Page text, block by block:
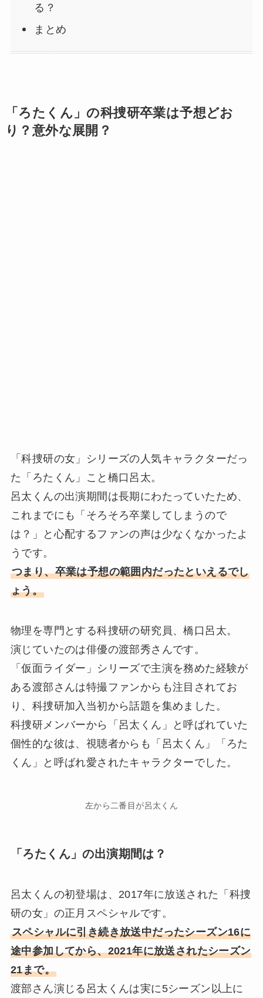
る？
まとめ
「ろたくん」の科捜研卒業は予想どお
り？意外な展開？
「科捜研の女」シリーズの人気キャラクターだっ
た「ろたくん」こと橋口呂太。
呂太くんの出演期間は長期にわたっていたため、
これまでにも「そろそろ卒業してしまうので
は？」と心配するファンの声は少なくなかったよ
うです。
つまり、卒業は予想の範囲内だったといえるでし
ょう。
物理を専門とする科捜研の研究員、橋口呂太。
演じていたのは俳優の渡部秀さんです。
「仮面ライダー」シリーズで主演を務めた経験が
ある渡部さんは特撮ファンからも注目されてお
り、科捜研加入当初から話題を集めました。
科捜研メンバーから「呂太くん」と呼ばれていた
個性的な彼は、視聴者からも「呂太くん」「ろた
くん」と呼ばれ愛されたキャラクターでした。
左から二番目が呂太くん
「ろたくん」の出演期間は？
呂太くんの初登場は、2017年に放送された「科捜
研の女」の正月スペシャルです。
スペシャルに引き続き放送中だったシーズン16に
途中参加してから、2021年に放送されたシーズン
21まで。
渡部さん演じる呂太くんは実に5シーズン以上に